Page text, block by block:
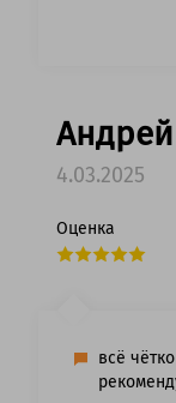
4.03.2025
Оценка
всё